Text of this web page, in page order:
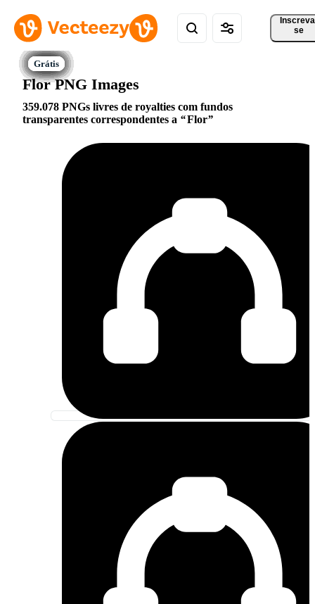
se
Flor PNG Images
359.078 PNGs livres de royalties com fundos
transparentes correspondentes a
Flor